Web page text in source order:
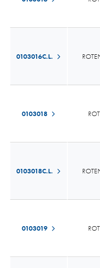
0103016C.L.
0103018
0103018C.L.
0103019